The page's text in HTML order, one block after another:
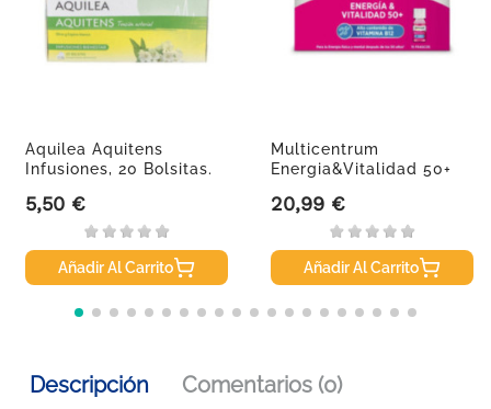
Aquilea Aquitens
Infusiones, 20 Bolsitas.
Precio
5,50 €
Añadir Al Carrito
Multicentrum
Energia&Vitalidad 50+
Precio
20,99 €
Añadir Al Carrito
Descripción Comentarios (0)